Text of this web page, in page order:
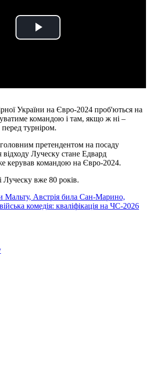
Play
України на Євро-2024 проб'ються на
командою і там, якщо ж ні –
турніром.
претендентом на посаду
відходу Луческу стане Едвард
керував командою на Євро-2024.
вже 80 років.
Мальту, Австрія била Сан-Марино,
комедія: кваліфікація на ЧС-2026